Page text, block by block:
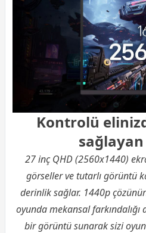
Kontrolü
27 inç QHD (2560x1440)
görseller ve tutarlı görüntü
derinlik sağlar. 1440p
oyunda mekansal
bir görüntü sunarak sizi